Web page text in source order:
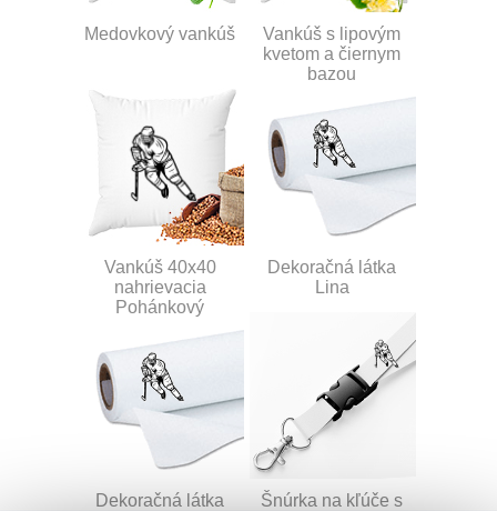
Medovkový vankúš
Vankúš s lipovým
kvetom a čiernym
bazou
Vankúš 40x40
nahrievacia
Pohánkový
Dekoračná látka
Lina
Dekoračná látka
Šnúrka na kľúče s